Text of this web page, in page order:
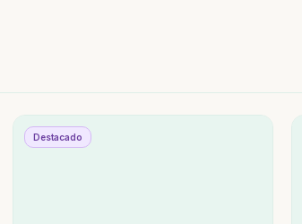
Destacado